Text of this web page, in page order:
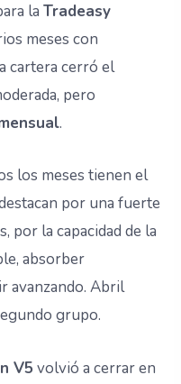
laTradeasy
meses con
cartera cerró el
pero
.
los meses tienen el
por una fuerte
por la capacidad de la
absorber
avanzando. Abril
grupo.
V5 volvió a cerrar en